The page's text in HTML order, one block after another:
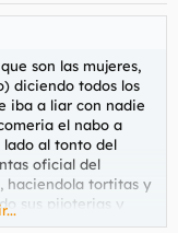
son las mujeres,
diciendo todos los
iba a liar con nadie
el nabo a
al tonto del
oficial del
haciendola tortitas y
sus pijoterias y
y solo con dia y